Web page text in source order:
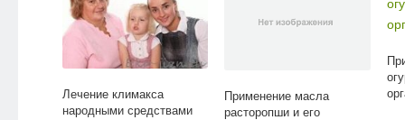
Лечение климакса
народными средствами
Применение масла
расторопши и его